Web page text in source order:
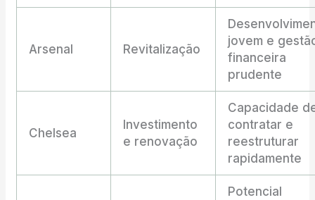
Arsenal Revitalização
jovem e
financeira
prudente
Chelsea
Investimento
e renovação
Capacidade
contratar e
reestruturar
rapidamente
Potencial